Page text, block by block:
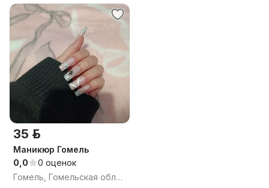
35 р.
Маникюр Гомель
0,0
0 оценок
Гомель, Гомельская область